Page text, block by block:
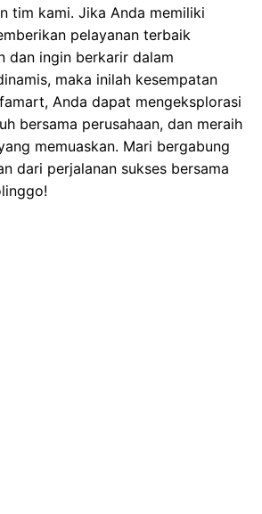
tim kami. Jika Anda memiliki
pelayanan terbaik
dan ingin berkarir dalam
maka inilah kesempatan
Anda dapat mengeksplorasi
bersama perusahaan, dan meraih
memuaskan. Mari bergabung
dari perjalanan sukses bersama